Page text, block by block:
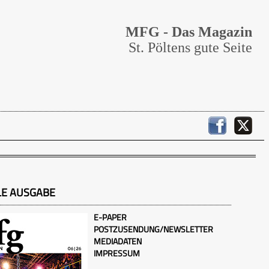
MFG - Das Magazin
St. Pöltens gute Seite
AUSGABE
E-PAPER
POSTZUSENDUNG/NEWSLETTER
MEDIADATEN
IMPRESSUM